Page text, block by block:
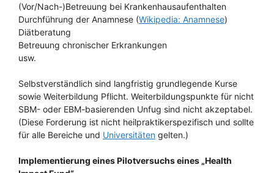
(Vor/Nach-)Betreuung bei Krankenhausaufenthalten
Durchführung der Anamnese (Wikipedia: Anamnese)
Diätberatung
Betreuung chronischer Erkrankungen
usw.
Selbstverständlich sind langfristig grundlegende Kurse
sowie Weiterbildung Pflicht. Weiterbildungspunkte für nicht
SBM- oder EBM-basierenden Unfug sind nicht akzeptabel.
(Diese Forderung ist nicht heilpraktikerspezifisch und sollte
für alle Bereiche und Universitäten gelten.)
Implementierung eines Pilotversuchs eines „Health